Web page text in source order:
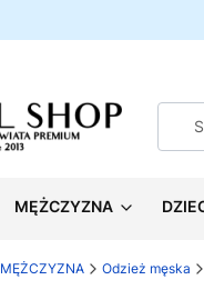
MĘŻCZYZNA
MĘŻCZYZNA Odzież męska